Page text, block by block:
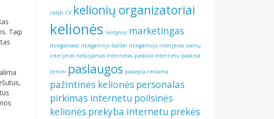
Taip
rašyti CV kelionių organizatoriai
kelionės lentynos marketingas
miegamasis miegamojo baldai miegamojo interjeras namų
interjeras nešiojamas internetas paskola internetu paskola
žemei paslaugos paslėpta reklama
pažintinės kelionės personalas
pirkimas internetu poilsinės
kelionės prekyba internetu prekės